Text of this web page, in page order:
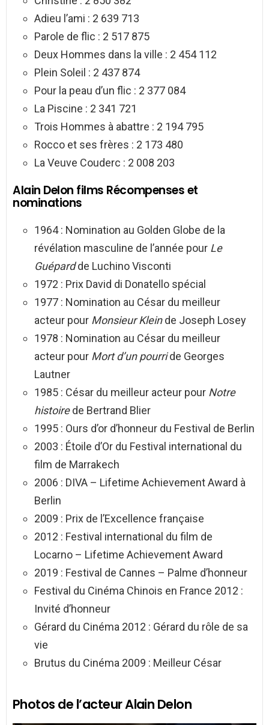
Adieu l’ami : 2 639 713
Parole de flic : 2 517 875
Deux Hommes dans la ville : 2 454 112
Plein Soleil : 2 437 874
Pour la peau d’un flic : 2 377 084
La Piscine : 2 341 721
Trois Hommes à abattre : 2 194 795
Rocco et ses frères : 2 173 480
La Veuve Couderc : 2 008 203
Alain Delon films Récompenses et
nominations
1964 : Nomination au Golden Globe de la
révélation masculine de l’année pour Le
Guépardde Luchino Visconti
1972 : Prix David di Donatello spécial
1977 : Nomination au César du meilleur
acteur pour Monsieur Kleinde Joseph Losey
1978 : Nomination au César du meilleur
acteur pour Mort d’un pourride Georges
Lautner
1985 : César du meilleur acteur pour Notre
histoirede Bertrand Blier
1995 : Ours d’or d’honneur du Festival de Berlin
2003 : Étoile d’Or du Festival international du
film de Marrakech
2006 : DIVA – Lifetime Achievement Award à
Berlin
2009 : Prix de l’Excellence française
2012 : Festival international du film de
Locarno – Lifetime Achievement Award
2019 : Festival de Cannes – Palme d’honneur
Festival du Cinéma Chinois en France 2012 :
Invité d’honneur
Gérard du Cinéma 2012 : Gérard du rôle de sa
vie
Brutus du Cinéma 2009 : Meilleur César
Photos de l’acteur Alain Delon